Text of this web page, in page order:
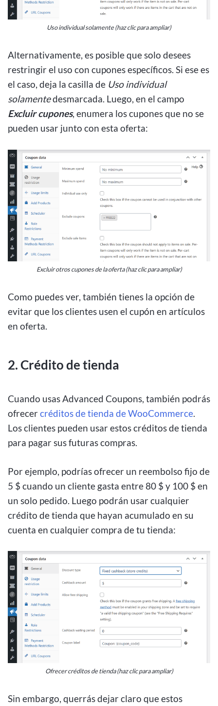
Uso individual solamente (haz clic para ampliar)
Alternativamente, es posible que solo desees
restringir el uso con cupones específicos. Si ese es
el caso, deja la casilla de Uso individual
solamentedesmarcada. Luego, en el campo
Excluir cupones, enumera los cupones que no se
pueden usar junto con esta oferta:
Excluir otros cupones de la oferta (haz clic para ampliar)
Como puedes ver, también tienes la opción de
evitar que los clientes usen el cupón en artículos
en oferta.
2. Crédito de tienda
Cuando usas Advanced Coupons, también podrás
ofrecercréditos de tienda de WooCommerce.
Los clientes pueden usar estos créditos de tienda
para pagar sus futuras compras.
Por ejemplo, podrías ofrecer un reembolso fijo de
5 $ cuando un cliente gasta entre 80 $ y 100 $ en
un solo pedido. Luego podrán usar cualquier
crédito de tienda que hayan acumulado en su
cuenta en cualquier compra de tu tienda:
Ofrecer créditos de tienda (haz clic para ampliar)
Sin embargo, querrás dejar claro que estos